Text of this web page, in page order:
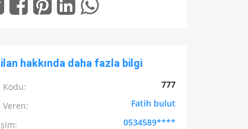
ilan hakkında daha fazla bilgi
Kodu:
777
Veren:
Fatih bulut
0534589****